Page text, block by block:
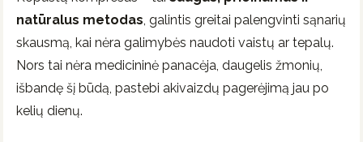
natūralus metodas, galintis greitai palengvinti sąnarių
skausmą, kai nėra galimybės naudoti vaistų ar tepalų.
Nors tai nėra medicininė panacėja, daugelis žmonių,
išbandę šį būdą, pastebi akivaizdų pagerėjimą jau po
kelių dienų.